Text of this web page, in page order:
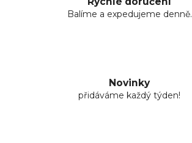
Balíme a expedujeme denně.
Novinky
přidáváme každý týden!